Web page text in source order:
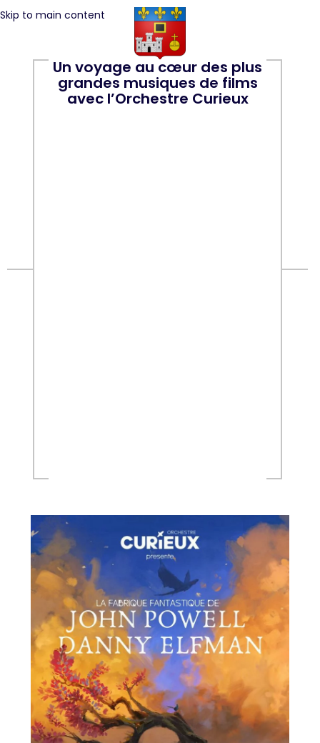
Skip to main content
Un voyage au cœur des plus
grandes musiques de films
avec l’Orchestre Curieux